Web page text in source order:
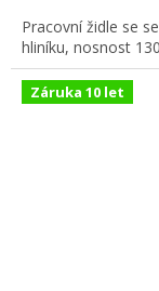
Pracovní židle se
hliníku, nosnost
Záruka 10 let